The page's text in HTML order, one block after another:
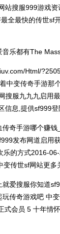
站搜服999游戏
全最快的传世sf
乐都有The Mass
Html/
中变传奇手游那
搜服九九九启用
信息,提供sf999
奇手游哪个赚
发布网道启用
乐的方式2016-
传世sf网站更
爱搜服你知道
传奇游戏吧 中
会员 5 十年情